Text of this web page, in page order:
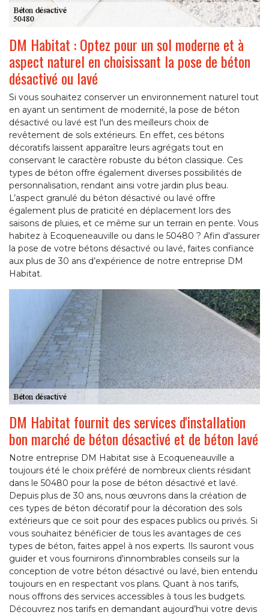
DM Habitat : Optez pour un sol moderne et à
aspect naturel en choisissant la pose de béton
désactivé ou lavé
Si vous souhaitez conserver un environnement naturel tout
en ayant un sentiment de modernité, la pose de béton
désactivé ou lavé est l'un des meilleurs choix de
revêtement de sols extérieurs. En effet, ces bétons
décoratifs laissent apparaître leurs agrégats tout en
conservant le caractère robuste du béton classique. Ces
types de béton offre également diverses possibilités de
personnalisation, rendant ainsi votre jardin plus beau.
L’aspect granulé du béton désactivé ou lavé offre
également plus de praticité en déplacement lors des
saisons de pluies, et ce même sur un terrain en pente. Vous
habitez à Ecoqueneauville ou dans le 50480 ? Afin d'assurer
la pose de votre bétons désactivé ou lavé, faites confiance
aux plus de 30 ans d’expérience de notre entreprise DM
Habitat.
DM Habitat fournit des services d'installation
bon marché de béton désactivé et de béton lavé
Notre entreprise DM Habitat sise à Ecoqueneauville a
toujours été le choix préféré de nombreux clients résidant
dans le 50480 pour la pose de béton désactivé et lavé.
Depuis plus de 30 ans, nous œuvrons dans la création de
ces types de béton décoratif pour la décoration des sols
extérieurs que ce soit pour des espaces publics ou privés. Si
vous souhaitez bénéficier de tous les avantages de ces
types de béton, faites appel à nos experts. Ils sauront vous
guider et vous fournirons d'innombrables conseils sur la
conception de votre béton désactivé ou lavé, bien entendu
toujours en en respectant vos plans. Quant à nos tarifs,
nous offrons des services accessibles à tous les budgets.
Découvrez nos tarifs en demandant aujourd’hui votre devis